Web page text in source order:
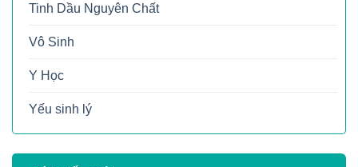
Tinh Dầu Nguyên Chất
Vô Sinh
Y Học
Yếu sinh lý